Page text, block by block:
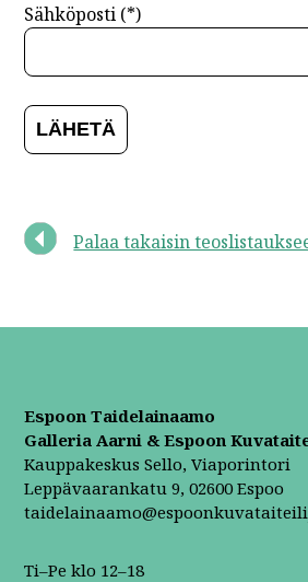
Sähköposti (*)
Palaa takaisin
Espoon Taidelainaamo
Galleria Aarni & Espoon
Kauppakeskus Sello, Viaporintori
Leppävaarankatu 9, 02600 Espoo
Ti–Pe klo 12–18